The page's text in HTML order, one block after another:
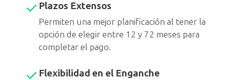
Plazos Extensos
Permiten una mejor planificación al tener la
opción de elegir entre 12 y 72 meses para
completar el pago.
Flexibilidad en el Enganche